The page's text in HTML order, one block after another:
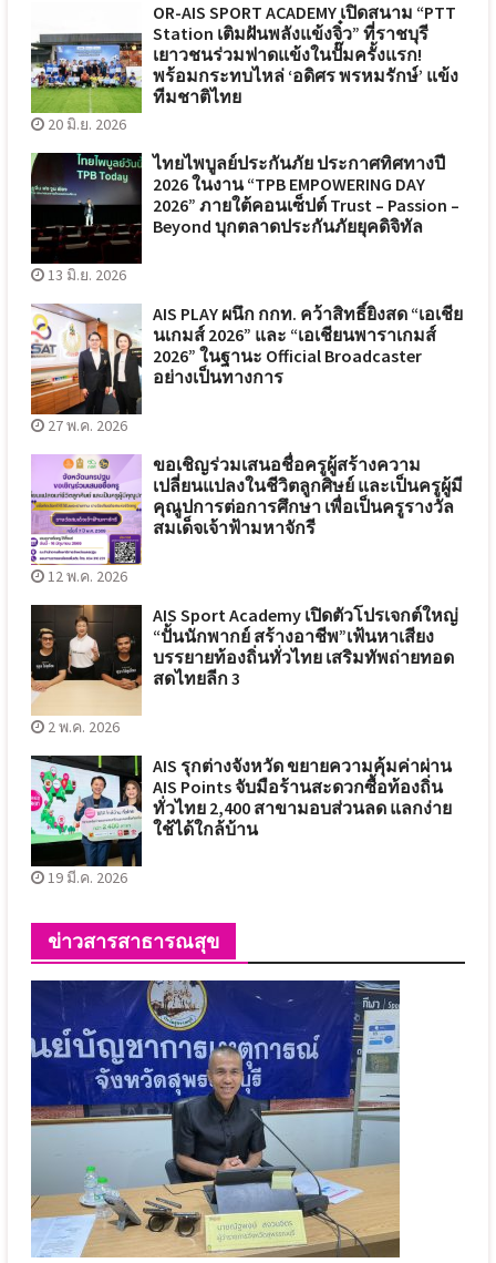
OR-AIS SPORT ACADEMY เปิดสนาม “PTT
Station เติมฝันพลังแข้งจิ๋ว” ที่ราชบุรี
เยาวชนร่วมฟาดแข้งในปั๊มครั้งแรก!
พร้อมกระทบไหล่ ‘อดิศร พรหมรักษ์’ แข้ง
ทีมชาติไทย
20 มิ.ย. 2026
ไทยไพบูลย์ประกันภัย ประกาศทิศทางปี
2026 ในงาน “TPB EMPOWERING DAY
2026” ภายใต้คอนเซ็ปต์ Trust – Passion –
Beyond บุกตลาดประกันภัยยุคดิจิทัล
13 มิ.ย. 2026
AIS PLAY ผนึก กกท. คว้าสิทธิ์ยิงสด “เอเชีย
นเกมส์ 2026” และ “เอเชียนพาราเกมส์
2026” ในฐานะ Official Broadcaster
อย่างเป็นทางการ
27 พ.ค. 2026
ขอเชิญร่วมเสนอชื่อครูผู้สร้างความ
เปลี่ยนแปลงในชีวิตลูกศิษย์ และเป็นครูผู้มี
คุณูปการต่อการศึกษา เพื่อเป็นครูรางวัล
สมเด็จเจ้าฟ้ามหาจักรี
12 พ.ค. 2026
AIS Sport Academy เปิดตัวโปรเจกต์ใหญ่
“ปั้นนักพากย์ สร้างอาชีพ”เฟ้นหาเสียง
บรรยายท้องถิ่นทั่วไทย เสริมทัพถ่ายทอด
สดไทยลีก 3
2 พ.ค. 2026
AIS รุกต่างจังหวัด ขยายความคุ้มค่าผ่าน
AIS Points จับมือร้านสะดวกซื้อท้องถิ่น
ทั่วไทย 2,400 สาขามอบส่วนลด แลกง่าย
ใช้ได้ใกล้บ้าน
19 มี.ค. 2026
ข่าวสารสาธารณสุข